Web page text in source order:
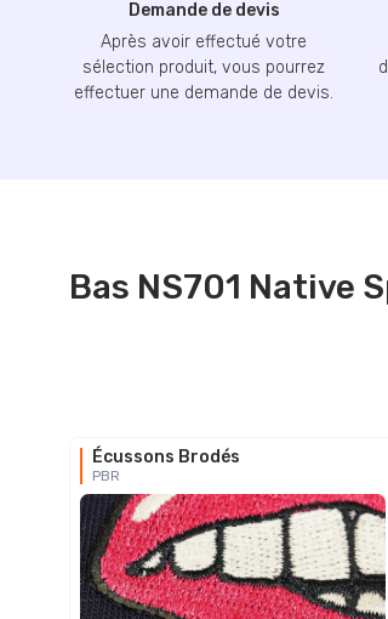
Demande de devis
Après avoir effectué votre
sélection produit, vous pourrez
effectuer une demande de devis.
Bas NS701 Native
Écussons Brodés
PBR